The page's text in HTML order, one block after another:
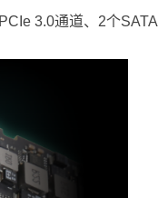
3.0通道、2个SATA